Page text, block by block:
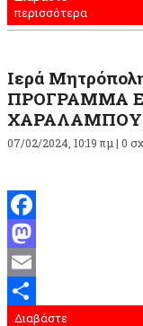
περισσότερα
Ιερά
ΠΡΟΓΡΑΜΜΑ
07/02/2024, 10:19 πμ | 0
Facebook
Mastodon
Email
Μοιραστείτε
Διαβάστε